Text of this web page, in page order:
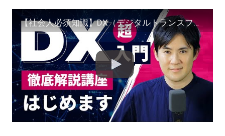
【社会人必須知識】DX（デジタルトランスフォーメーション）について徹底解説する講座をはじめます！